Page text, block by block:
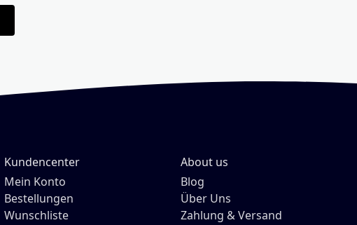
Kundencenter
Mein Konto
Bestellungen
Wunschliste
About us
Blog
Über Uns
Zahlung & Versand